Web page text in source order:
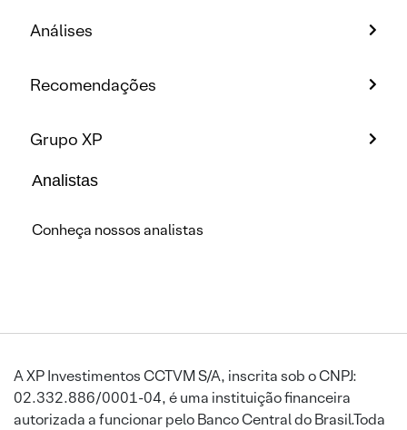
Análises
Recomendações
Grupo XP
Analistas
Conheça nossos analistas
A XP Investimentos CCTVM S/A, inscrita sob o CNPJ:
02.332.886/0001-04, é uma instituição financeira
autorizada a funcionar pelo Banco Central do Brasil.Toda